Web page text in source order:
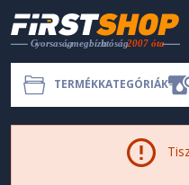
TERMÉKKATEGÓRIÁK